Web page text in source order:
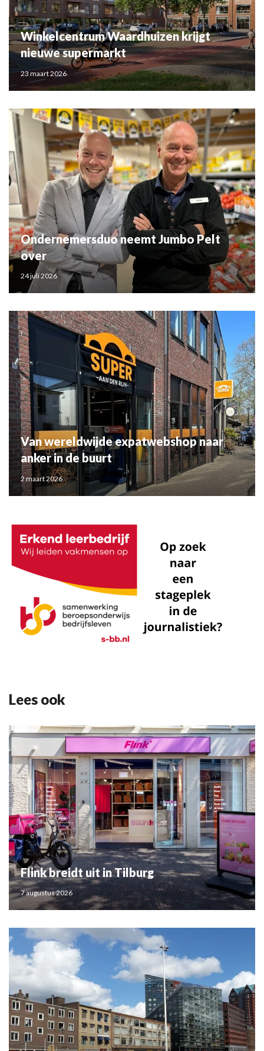
Winkelcentrum Waardhuizen krijgt
nieuwe supermarkt
23 maart 2026
Ondernemersduo neemt Jumbo Pelt
over
24 juli 2026
Van wereldwijde expatwebshop naar
anker in de buurt
2 maart 2026
Lees ook
Flink breidt uit in Tilburg
7 augustus 2026